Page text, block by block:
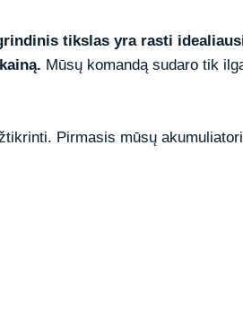
tikslas yra rasti
Mūsų komandą sudaro tik
Pirmasis mūsų